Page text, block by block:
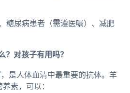
糖尿病患者（需遵医嘱）、减肥
？对孩子有用吗？
是人体血清中最重要的抗体。羊
素，可以：